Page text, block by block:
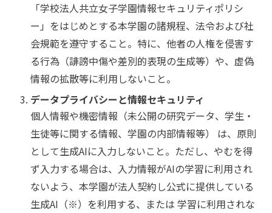
「学校法人共立女子学園情報セキュリティポリシ
ー」をはじめとする本学園の諸規程、法令および社
会規範を遵守すること。特に、他者の人権を侵害す
る行為（誹謗中傷や差別的表現の生成等）や、虚偽
情報の拡散等に利用しないこと。
データプライバシーと情報セキュリティ
個人情報や機密情報（未公開の研究データ、学生・
生徒等に関する情報、学園の内部情報等） は、原則
として生成AIに入力しないこと。ただし、やむを得
ず入力する場合は、入力情報がAIの学習に利用され
ないよう、本学園が法人契約し公式に提供している
生成AI（※）を利用する、または 学習に利用されな